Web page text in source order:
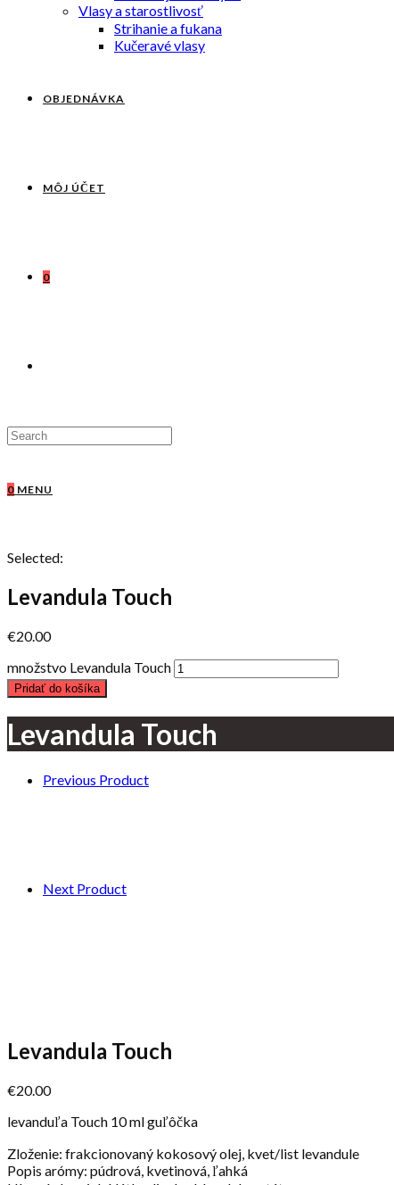
Vlasy a starostlivosť
Strihanie a fukana
Kučeravé vlasy
OBJEDNÁVKA
MÔJ ÚČET
0
0 MENU
Selected:
Levandula Touch
€20.00
množstvo Levandula Touch
Pridať do košíka
Levandula Touch
Previous Product
Next Product
Levandula Touch
€20.00
levanduľa Touch 10 ml guľôčka
Zloženie: frakcionovaný kokosový olej, kvet/list levandule
Popis arómy: púdrová, kvetinová, ľahká